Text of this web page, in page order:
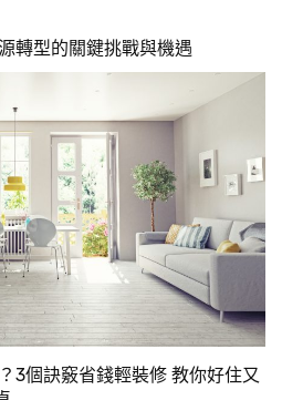
轉型的關鍵挑戰與機遇
3個訣竅省錢輕裝修 教你好住又